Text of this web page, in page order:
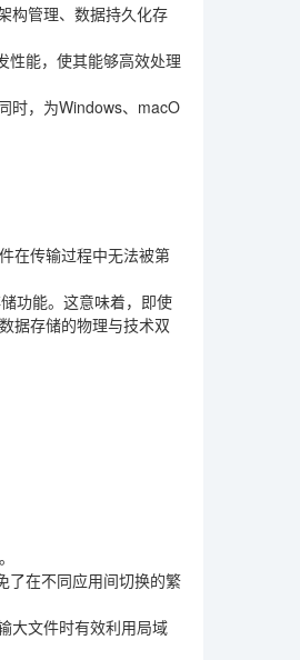
构管理、数据持久化存
性能，使其能够高效处理
时，为Windows、macO
在传输过程中无法被第
功能。这意味着，即使
据存储的物理与技术双
了在不同应用间切换的繁
大文件时有效利用局域